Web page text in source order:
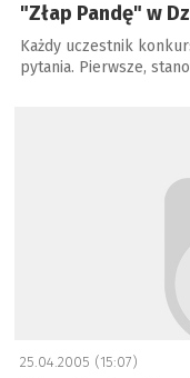
"Złap Pandę" w
Każdy uczestnik
pytania. Pierwsze,
25.04.2005 (15:07)